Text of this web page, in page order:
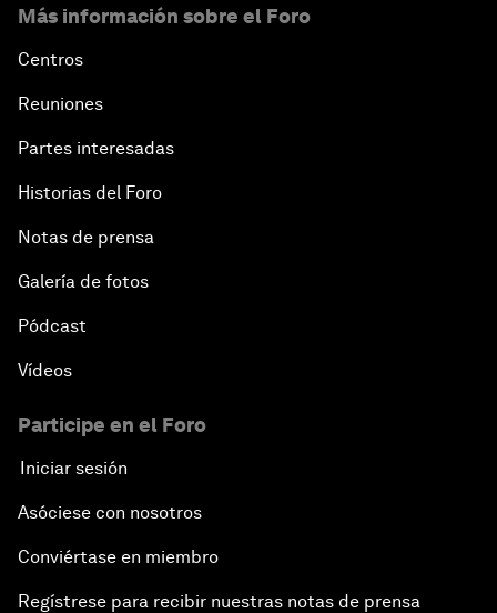
Más información sobre el Foro
Centros
Reuniones
Partes interesadas
Historias del Foro
Notas de prensa
Galería de fotos
Pódcast
Vídeos
Participe en el Foro
Iniciar sesión
Asóciese con nosotros
Conviértase en miembro
Regístrese para recibir nuestras notas de prensa